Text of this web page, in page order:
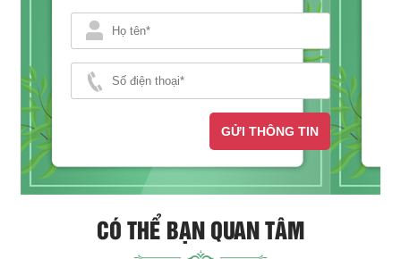
GỬI THÔNG TIN
CÓ THỂ BẠN QUAN TÂM